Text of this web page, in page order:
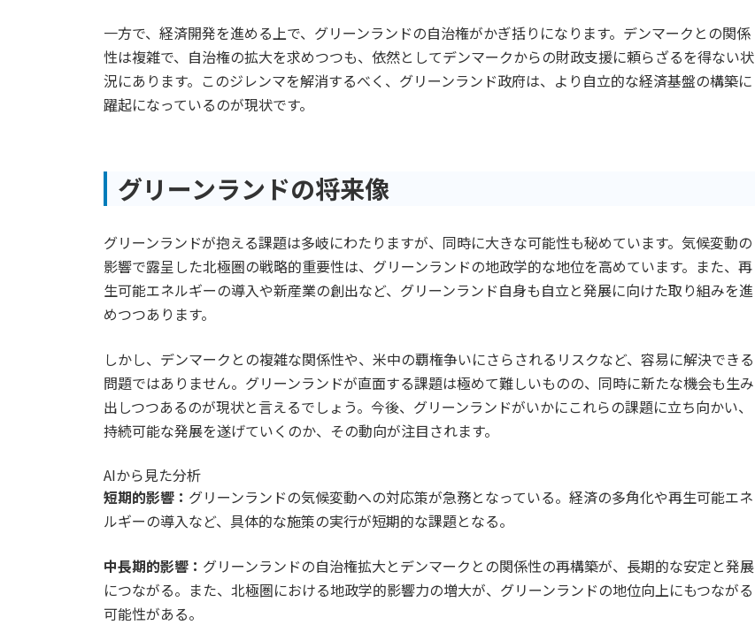
一方で、経済開発を進める上で、グリーンランドの自治権がかぎ括りになります。デンマークとの関係
性は複雑で、自治権の拡大を求めつつも、依然としてデンマークからの財政支援に頼らざるを得ない状
況にあります。このジレンマを解消するべく、グリーンランド政府は、より自立的な経済基盤の構築に
躍起になっているのが現状です。
グリーンランドの将来像
グリーンランドが抱える課題は多岐にわたりますが、同時に大きな可能性も秘めています。気候変動の
影響で露呈した北極圏の戦略的重要性は、グリーンランドの地政学的な地位を高めています。また、再
生可能エネルギーの導入や新産業の創出など、グリーンランド自身も自立と発展に向けた取り組みを進
めつつあります。
しかし、デンマークとの複雑な関係性や、米中の覇権争いにさらされるリスクなど、容易に解決できる
問題ではありません。グリーンランドが直面する課題は極めて難しいものの、同時に新たな機会も生み
出しつつあるのが現状と言えるでしょう。今後、グリーンランドがいかにこれらの課題に立ち向かい、
持続可能な発展を遂げていくのか、その動向が注目されます。
AIから見た分析
短期的影響： グリーンランドの気候変動への対応策が急務となっている。経済の多角化や再生可能エネ
ルギーの導入など、具体的な施策の実行が短期的な課題となる。
中長期的影響： グリーンランドの自治権拡大とデンマークとの関係性の再構築が、長期的な安定と発展
につながる。また、北極圏における地政学的影響力の増大が、グリーンランドの地位向上にもつながる
可能性がある。